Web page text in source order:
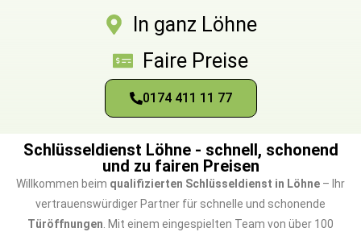
In ganz Löhne
Faire Preise
0174 411 11 77
Schlüsseldienst Löhne - schnell, schonend
und zu fairen Preisen
Willkommen beim qualifizierten Schlüsseldienst in Löhne – Ihr
vertrauenswürdiger Partner für schnelle und schonende
Türöffnungen . Mit einem eingespielten Team von über 100